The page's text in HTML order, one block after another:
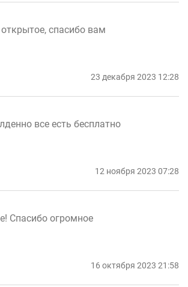
спасибо вам
23 декабря 2023 12:28
все есть бесплатно
12 ноября 2023 07:28
Спасибо огромное
16 октября 2023 21:58